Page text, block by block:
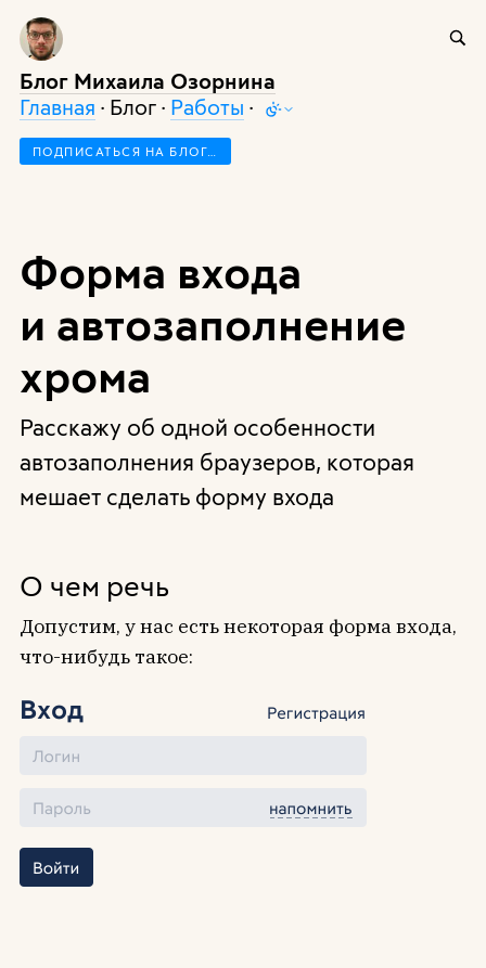
Блог Михаила Озорнина
Главная · Блог · Работы ·
ПОДПИСАТЬСЯ НА БЛОГ…
Форма входа
и автозаполнение
хрома
Расскажу об одной особенности
автозаполнения браузеров, которая
мешает сделать форму входа
О чем речь
Допустим, у нас есть некоторая форма входа,
что-нибудь такое: